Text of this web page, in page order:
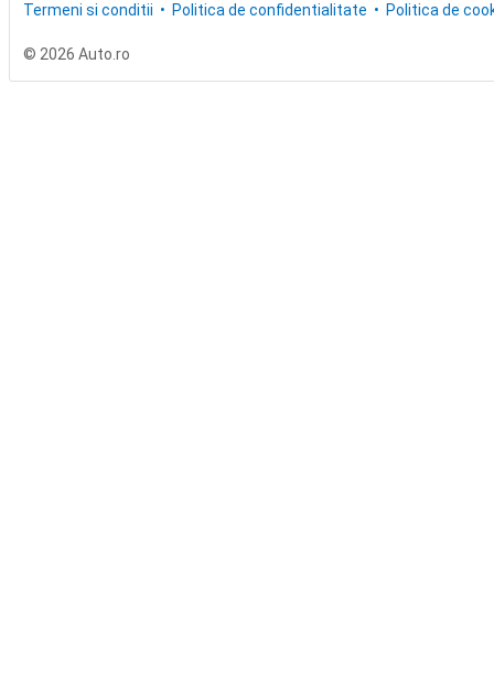
Termeni si conditii
Politica de confidentialitate Politica de
© 2026 Auto.ro